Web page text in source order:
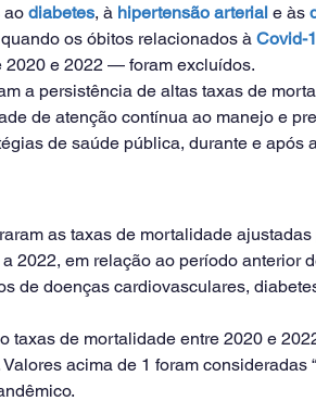
ao diabetes, à hipertensão arterial e às
os óbitos relacionados à Covid-
2020 e 2022 — foram excluídos.
a persistência de altas taxas de
de atenção contínua ao manejo e
de saúde pública, durante e após
as taxas de mortalidade ajustadas
2022, em relação ao período anterior
de doenças cardiovasculares,
taxas de mortalidade entre 2020 e
acima de 1 foram consideradas